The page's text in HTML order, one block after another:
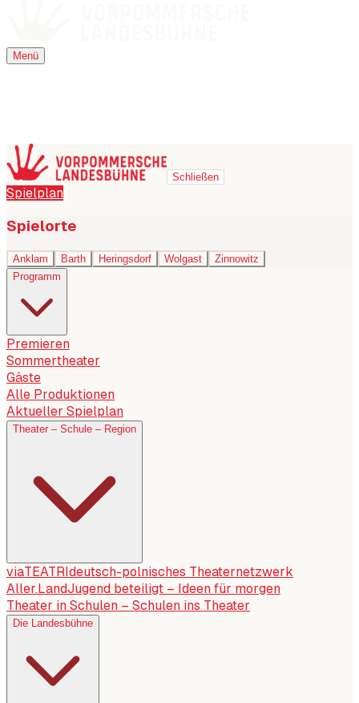
Menü
Menü
Schließen
Spielplan
Spielorte
Anklam Barth Heringsdorf Wolgast
Zinnowitz
Programm
Premieren
Sommertheater
Gäste
Alle Produktionen
Aktueller Spielplan
Theater – Schule – Region
viaTEATRI deutsch-polnisches Theaternetzwerk
Aller.LandJugend beteiligt – Ideen für morgen
Theater in Schulen – Schulen ins Theater
Die Landesbühne